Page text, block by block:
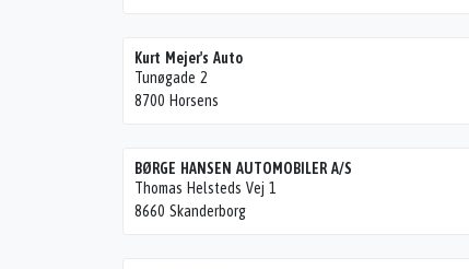
Kurt Mejer's Auto
Tunøgade 2
8700 Horsens
BØRGE HANSEN AUTOMOBILER A/S
Thomas Helsteds Vej 1
8660 Skanderborg